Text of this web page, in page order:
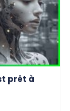
prêt à